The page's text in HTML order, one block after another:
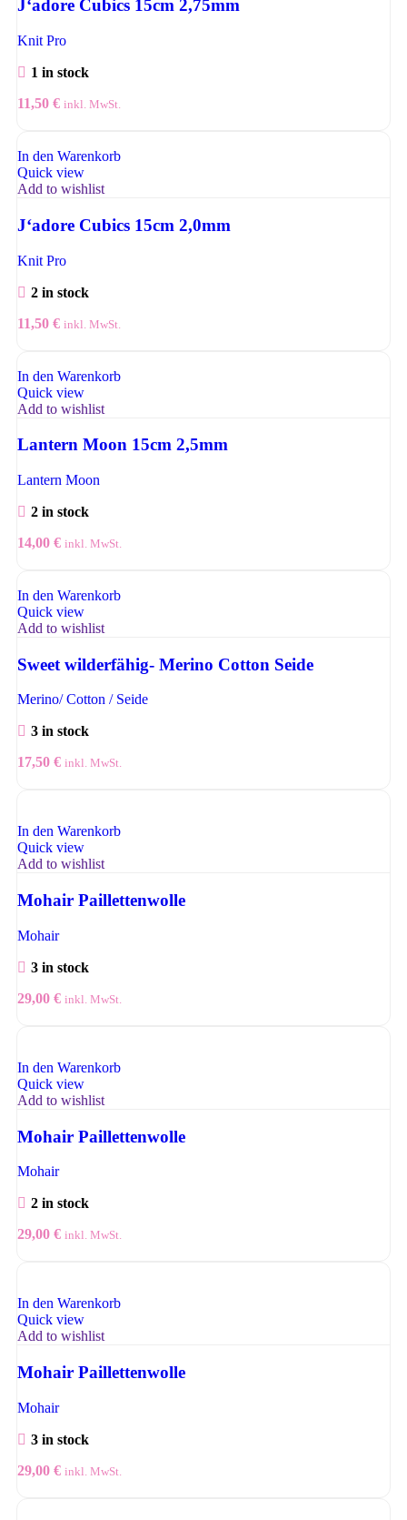
J‘adore Cubics 15cm 2,75mm
Knit Pro
1 in stock
11,50 € inkl. MwSt.
In den Warenkorb
Quick view
Add to wishlist
J‘adore Cubics 15cm 2,0mm
Knit Pro
2 in stock
11,50 € inkl. MwSt.
In den Warenkorb
Quick view
Add to wishlist
Lantern Moon 15cm 2,5mm
Lantern Moon
2 in stock
14,00 € inkl. MwSt.
In den Warenkorb
Quick view
Add to wishlist
Sweet wilderfähig- Merino Cotton Seide
Merino/ Cotton / Seide
3 in stock
17,50 € inkl. MwSt.
In den Warenkorb
Quick view
Add to wishlist
Mohair Paillettenwolle
Mohair
3 in stock
29,00 € inkl. MwSt.
In den Warenkorb
Quick view
Add to wishlist
Mohair Paillettenwolle
Mohair
2 in stock
29,00 € inkl. MwSt.
In den Warenkorb
Quick view
Add to wishlist
Mohair Paillettenwolle
Mohair
3 in stock
29,00 € inkl. MwSt.